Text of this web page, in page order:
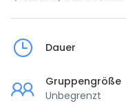
Dauer
Gruppengröße
Unbegrenzt